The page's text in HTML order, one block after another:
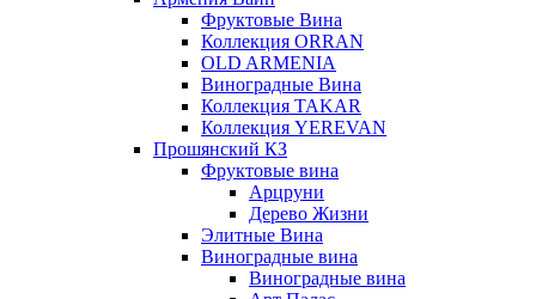
Фруктовые Вина
Коллекция ORRAN
OLD ARMENIA
Виноградные Вина
Коллекция TAKAR
Коллекция YEREVAN
Прошянский КЗ
Фруктовые вина
Арцруни
Дерево Жизни
Элитные Вина
Виноградные вина
Виноградные вина